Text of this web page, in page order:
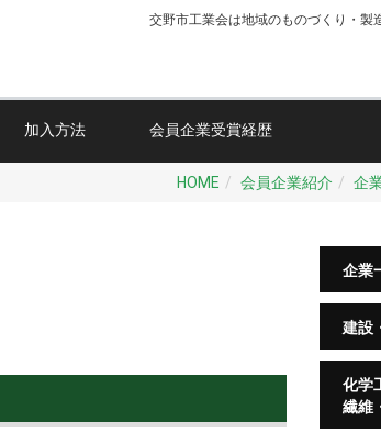
交野市工業会は地域のものづくり・製
加入方法 会員企業受賞経歴
HOME 会員企業紹介 企
企業
建設
化学
繊維